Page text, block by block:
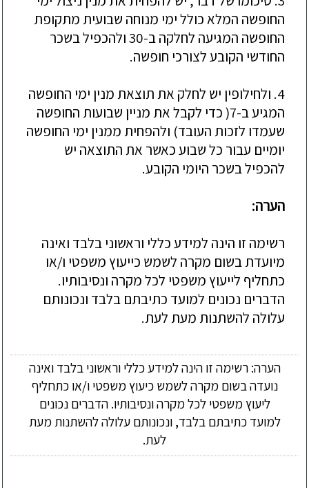
החופשה המלא כולל ימי מנוחה שבועית מתקופת
החופשה המגיעה לחלקה ב-30 ולהכפיל בשכר
החודשי הקובע לצורכי חופשה.
4. ולחילופין יש לחלק את תוצאת מנין ימי החופשה
המגיע ב-7( כדי לקבל את מניין שבועות החופשה
שעמדו לזכות העובד) ולהפחית ממנין ימי החופשה
יומיים עבור כל שבוע כאשר את התוצאה יש
להכפיל בשכר היומי הקובע.
הערה:
רשימה זו הינה למידע כללי וראשוני בלבד ואינה
מיועדת בשום מקרה לשמש כייעוץ משפטי ו/או
כתחליף לייעוץ משפטי לכל מקרה ונסיבותיו.
הדברים נכונים למועד כתיבתם בלבד ונכונותם
עלולה להשתנות מעת לעת.
הערה: רשימה זו הינה למידע כללי וראשוני בלבד ואינה
נועדה בשום מקרה לשמש כיעוץ משפטי ו/או כתחליף
ליעוץ משפטי לכל מקרה ונסיבותיו. הדברים נכונים
למועד כתיבתם בלבד, ונכונותם עלולה להשתנות מעת
לעת.